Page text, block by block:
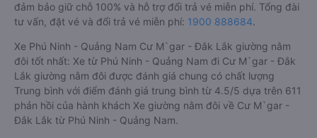
đảm bảo giữ chỗ 100% và hỗ trợ đổi trả vé miễn phí. Tổng đài
tư vấn, đặt vé và đổi trả vé miễn phí: 1900 888684.
Xe Phú Ninh - Quảng Nam Cư M`gar - Đắk Lắk giường nằm
đôi tốt nhất: Xe từ Phú Ninh - Quảng Nam đi Cư M`gar - Đắk
Lắk giường nằm đôi được đánh giá chung có chất lượng
Trung bình với điểm đánh giá trung bình từ 4.5/5 dựa trên 611
phản hồi của hành khách Xe giường nằm đôi về Cư M`gar -
Đắk Lắk từ Phú Ninh - Quảng Nam.